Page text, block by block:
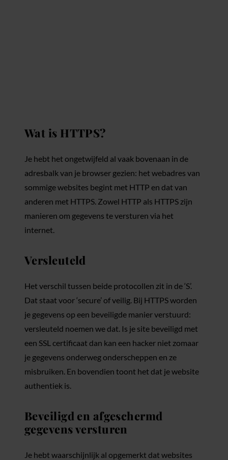
Wat is HTTPS?
Je hebt het ongetwijfeld al vaak bovenaan in de
adresbalk van je browser gezien: het webadres van
sommige websites begint met HTTP en dat van
anderen met HTTPS. Zowel HTTP als HTTPS zijn
manieren om gegevens te versturen via het
internet.
Versleuteld
Het verschil tussen beide protocollen zit in de ‘S’.
Dat staat voor ‘secure’ of veilig. Bij HTTPS worden
je gegevens op een beveiligde manier verstuurd:
versleuteld noemen we dat. Is je site beveiligd met
een SSL certificaat dan kan een hacker niet zomaar
je gegevens onderweg onderscheppen en ze
misbruiken. En bovendien toont het dat je website
authentiek is.
Beveiligd en afgeschermd
gegevens versturen
Je hebt waarschijnlijk al opgemerkt dat websites